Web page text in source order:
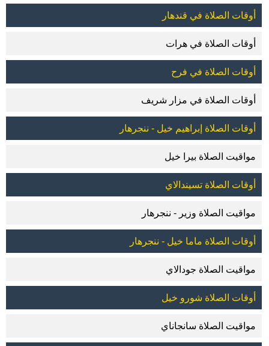
أوقات الصلاة في قندهار
أوقات الصلاة في هرات
أوقات الصلاة في فرح
أوقات الصلاة في مزار شريف
أوقات الصلاة إبراهيم خيل - ننجرهار
مواقيت الصلاة بيرا خيل
أوقات الصلاة تسيندالاي
مواقيت الصلاة وزير - ننجرهار
أوقات الصلاة ماما خيل - ننجرهار
مواقيت الصلاة جودالاي
أوقات الصلاة شورو خيل
مواقيت الصلاة سانجاناي